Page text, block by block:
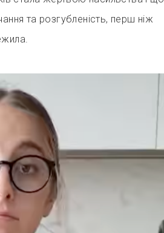
та розгубленість, перш ніж